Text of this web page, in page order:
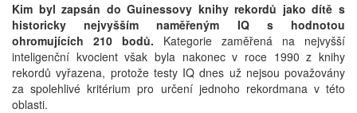
Kim byl zapsán do Guinessovy knihy rekordů jako dítě s
historicky nejvyšším naměřeným IQ s hodnotou
ohromujících 210 bodů. Kategorie zaměřená na nejvyšší
inteligenční kvocient však byla nakonec v roce 1990 z knihy
rekordů vyřazena, protože testy IQ dnes už nejsou považovány
za spolehlivé kritérium pro určení jednoho rekordmana v této
oblasti.